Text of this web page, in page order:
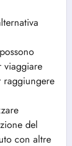
viaggiare
raggiungere
del
con altre